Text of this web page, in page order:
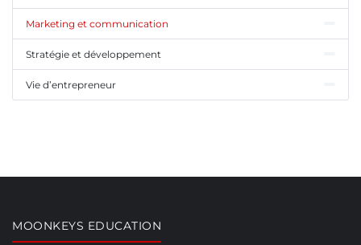
Marketing et communication
Stratégie et développement
Vie d’entrepreneur
MOONKEYS EDUCATION